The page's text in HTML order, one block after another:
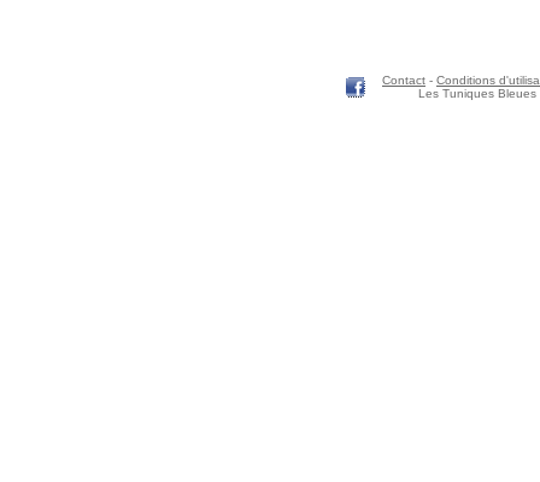
Contact - Conditions
Les Tuniques